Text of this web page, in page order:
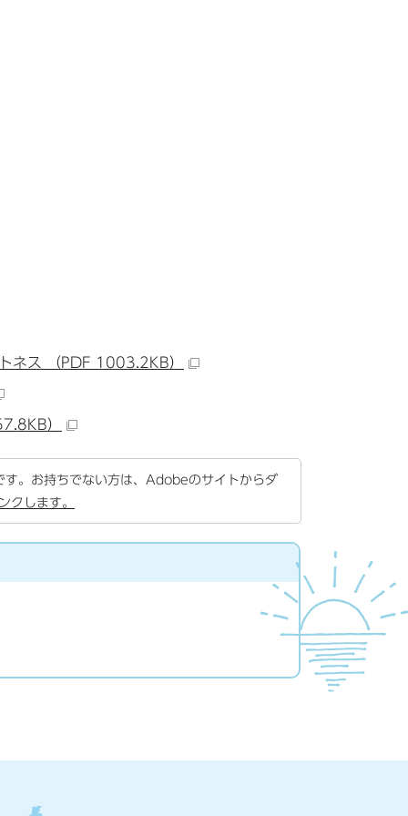
ネス （PDF 1003.2KB）
）
。お持ちでない方は、Adobeのサイトからダ
クします。